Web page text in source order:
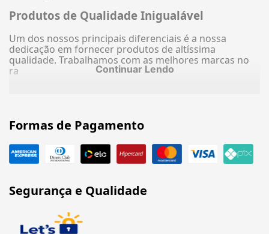
Produtos de Qualidade Inigualável
Um dos nossos principais diferenciais é a nossa
dedicação em fornecer produtos de altíssima
qualidade. Trabalhamos com as melhores marcas no
ra
Continuar Lendo
Formas de Pagamento
Segurança e Qualidade